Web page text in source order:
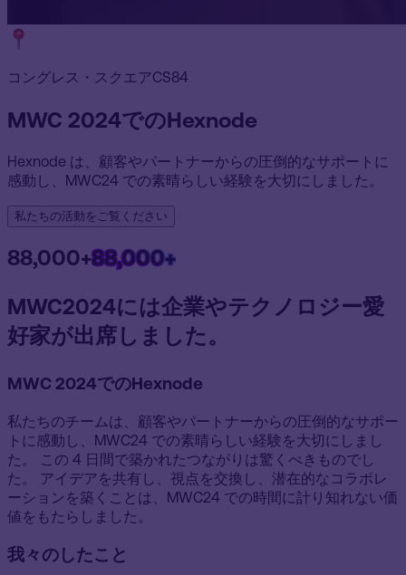
コングレス・スクエアCS84
MWC 2024でのHexnode
Hexnode は、顧客やパートナーからの圧倒的なサポートに
感動し、MWC24 での素晴らしい経験を大切にしました。
私たちの活動をご覧ください
88,000+88,000+
MWC2024には企業やテクノロジー愛
好家が出席しました。
MWC 2024でのHexnode
私たちのチームは、顧客やパートナーからの圧倒的なサポー
トに感動し、MWC24 での素晴らしい経験を大切にしまし
た。 この 4 日間で築かれたつながりは驚くべきものでし
た。 アイデアを共有し、視点を交換し、潜在的なコラボレ
ーションを築くことは、MWC24 での時間に計り知れない価
値をもたらしました。
我々のしたこと